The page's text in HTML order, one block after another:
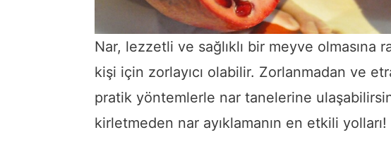
Nar, lezzetli ve sağlıklı bir meyve olmasına
kişi için zorlayıcı olabilir. Zorlanmadan ve
pratik yöntemlerle nar tanelerine
kirletmeden nar ayıklamanın en etkili yolları!